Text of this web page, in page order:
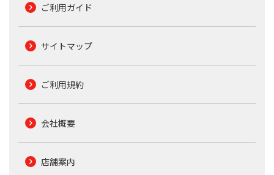
ご利用ガイド
サイトマップ
ご利用規約
会社概要
店舗案内